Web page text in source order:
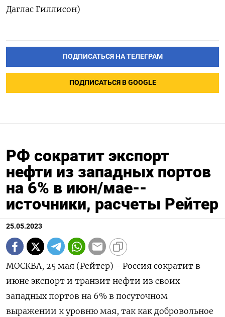
Даглас Гиллисон)
ПОДПИСАТЬСЯ НА ТЕЛЕГРАМ
ПОДПИСАТЬСЯ В GOOGLE
РФ сократит экспорт
нефти из западных портов
на 6% в июн/мае--
источники, расчеты Рейтер
25.05.2023
МОСКВА, 25 мая (Рейтер) - Россия сократит в
июне экспорт и транзит нефти из своих
западных портов на 6% в посуточном
выражении к уровню мая, так как добровольное